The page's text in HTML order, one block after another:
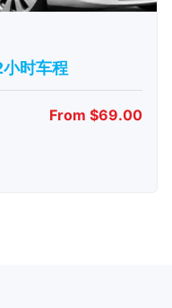
时车程
From $69.00